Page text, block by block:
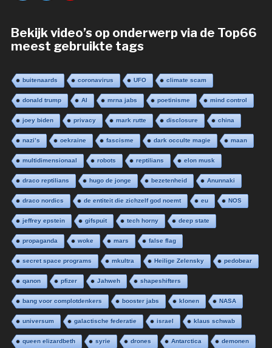
Bekijk video’s op onderwerp via de Top66
meest gebruikte tags
buitenaards coronavirus UFO climate scam
donald trump AI mrna jabs poetinisme mind control
joey biden privacy mark rutte disclosure china
nazi’s oekraine fascisme dark occulte magie maan
multidimensionaal robots reptilians elon musk
draco reptilians hugo de jonge bezetenheid Anunnaki
draco nordics de entiteit die zichzelf god noemt eu NOS
jeffrey epstein gifspuit tech horny deep state
propaganda woke mars false flag
secret space programs mkultra Heilige Zelensky pedobear
qanon pfizer Jahweh shapeshifters
bang voor complotdenkers booster jabs klonen NASA
universum galactische federatie israel klaus schwab
queen elizardbeth syrie drones Antarctica demonen